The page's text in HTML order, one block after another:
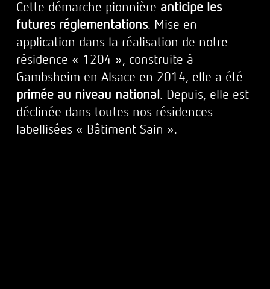
Cette démarche pionnière anticipe les
futures réglementations. Mise en
application dans la réalisation de notre
résidence « 1204 », construite à
Gambsheim en Alsace en 2014, elle a été
primée au niveau national. Depuis, elle est
déclinée dans toutes nos résidences
labellisées « Bâtiment Sain ».